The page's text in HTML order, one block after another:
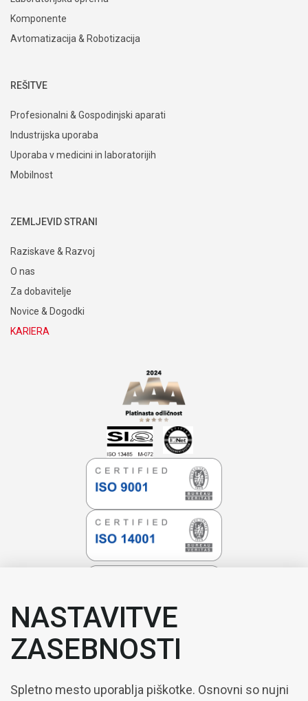
Komponente
Avtomatizacija & Robotizacija
REŠITVE
Profesionalni & Gospodinjski aparati
Industrijska uporaba
Uporaba v medicini in laboratorijih
Mobilnost
ZEMLJEVID STRANI
Raziskave & Razvoj
O nas
Za dobavitelje
Novice & Dogodki
KARIERA
NASTAVITVE
ZASEBNOSTI
Spletno mesto uporablja piškotke. Osnovni so nujni